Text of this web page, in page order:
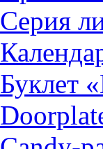
Серия
Буклет